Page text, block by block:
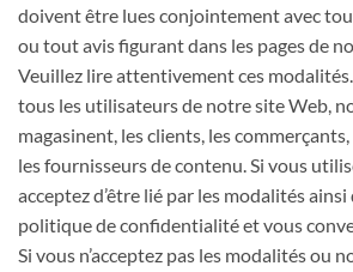
doivent être lues conjointement avec
ou tout avis figurant dans les pages de
Veuillez lire attentivement ces modalités.
tous les utilisateurs de notre site Web,
magasinent, les clients, les
les fournisseurs de contenu. Si vous
acceptez d’être lié par les modalités
politique de confidentialité et vous
Si vous n’acceptez pas les modalités ou